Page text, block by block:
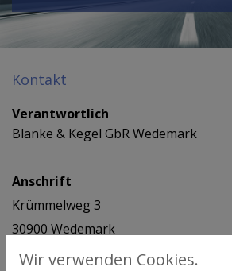
Kontakt
Verantwortlich
Blanke & Kegel GbR Wedemark
Anschrift
Krümmelweg 3
30900 Wedemark
Wir verwenden Cookies.